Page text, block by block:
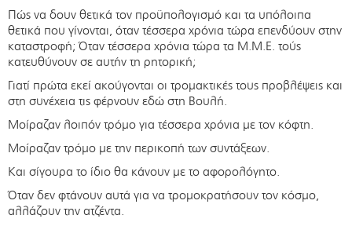
Πώς να δουν θετικά τον προϋπολογισμό και τα υπόλοιπα
θετικά που γίνονται, όταν τέσσερα χρόνια τώρα επενδύουν στην
καταστροφή; Όταν τέσσερα χρόνια τώρα τα Μ.Μ.Ε. τούς
κατευθύνουν σε αυτήν τη ρητορική;
Γιατί πρώτα εκεί ακούγονται οι τρομακτικές τους προβλέψεις και
στη συνέχεια τις φέρνουν εδώ στη Βουλή.
Μοίραζαν λοιπόν τρόμο για τέσσερα χρόνια με τον κόφτη.
Μοίραζαν τρόμο με την περικοπή των συντάξεων.
Και σίγουρα το ίδιο θα κάνουν με το αφορολόγητο.
Όταν δεν φτάνουν αυτά για να τρομοκρατήσουν τον κόσμο,
αλλάζουν την ατζέντα.